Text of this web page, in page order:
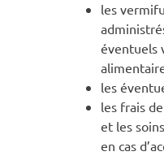
les
éventuels
les
les frais
et les
en cas